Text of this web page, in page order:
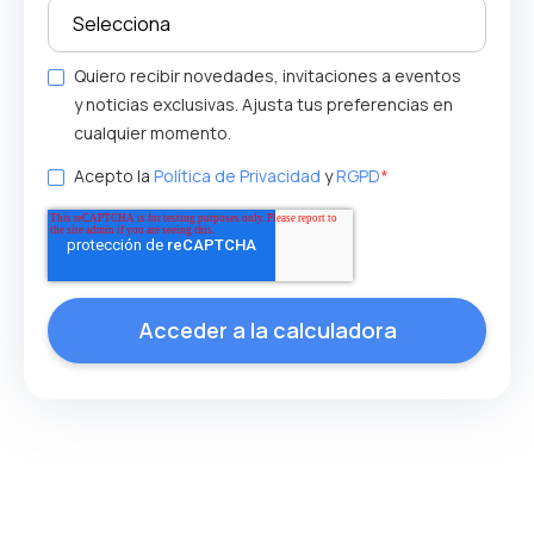
Quiero recibir novedades, invitaciones a eventos
y noticias exclusivas. Ajusta tus preferencias en
cualquier momento.
Acepto la Política de Privacidad yRGPD*